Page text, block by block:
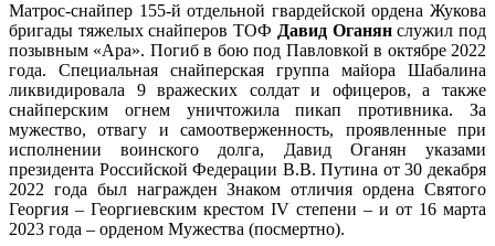
Матрос-снайпер 155-й отдельной гвардейской ордена Жукова
бригады тяжелых снайперов ТОФ Давид Оганянслужил под
позывным «Ара». Погиб в бою под Павловкой в октябре 2022
года. Специальная снайперская группа майора Шабалина
ликвидировала 9 вражеских солдат и офицеров, а также
снайперским огнем уничтожила пикап противника. За
мужество, отвагу и самоотверженность, проявленные при
исполнении воинского долга, Давид Оганян указами
президента Российской Федерации В.В. Путина от 30 декабря
2022 года был награжден Знаком отличия ордена Святого
Георгия – Георгиевским крестом IV степени – и от 16 марта
2023 года – орденом Мужества (посмертно).